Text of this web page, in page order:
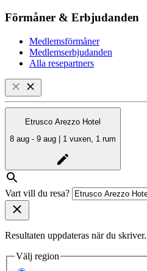
Förmåner & Erbjudanden
Medlemsförmåner
Medlemserbjudanden
Alla resepartners
Etrusco Arezzo Hotel
8 aug - 9 aug | 1 vuxen, 1 rum
Vart vill du resa?
Resultaten uppdateras när du skriver.
Välj region